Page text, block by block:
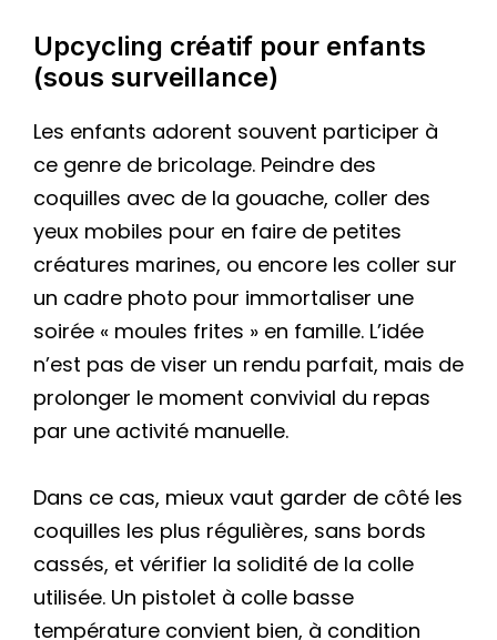
Upcycling créatif pour enfants
(sous surveillance)
Les enfants adorent souvent participer à
ce genre de bricolage. Peindre des
coquilles avec de la gouache, coller des
yeux mobiles pour en faire de petites
créatures marines, ou encore les coller sur
un cadre photo pour immortaliser une
soirée « moules frites » en famille. L’idée
n’est pas de viser un rendu parfait, mais de
prolonger le moment convivial du repas
par une activité manuelle.
Dans ce cas, mieux vaut garder de côté les
coquilles les plus régulières, sans bords
cassés, et vérifier la solidité de la colle
utilisée. Un pistolet à colle basse
température convient bien, à condition